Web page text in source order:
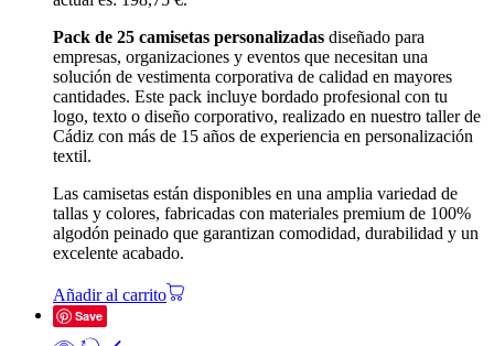
Pack de 25 camisetas personalizadas diseñado para
empresas, organizaciones y eventos que necesitan una
solución de vestimenta corporativa de calidad en mayores
cantidades. Este pack incluye bordado profesional con tu
logo, texto o diseño corporativo, realizado en nuestro taller de
Cádiz con más de 15 años de experiencia en personalización
textil.
Las camisetas están disponibles en una amplia variedad de
tallas y colores, fabricadas con materiales premium de 100%
algodón peinado que garantizan comodidad, durabilidad y un
excelente acabado.
Añadir al carrito
Save